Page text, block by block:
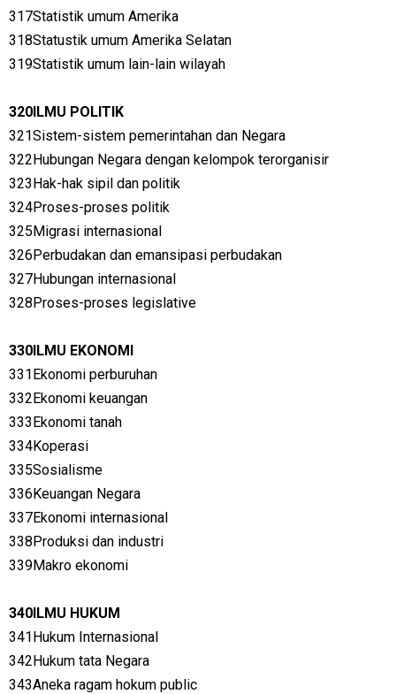
317Statistik umum Amerika
318Statustik umum Amerika Selatan
319Statistik umum lain-lain wilayah
320ILMU POLITIK
321Sistem-sistem pemerintahan dan Negara
322Hubungan Negara dengan kelompok terorganisir
323Hak-hak sipil dan politik
324Proses-proses politik
325Migrasi internasional
326Perbudakan dan emansipasi perbudakan
327Hubungan internasional
328Proses-proses legislative
330ILMU EKONOMI
331Ekonomi perburuhan
332Ekonomi keuangan
333Ekonomi tanah
334Koperasi
335Sosialisme
336Keuangan Negara
337Ekonomi internasional
338Produksi dan industri
339Makro ekonomi
340ILMU HUKUM
341Hukum Internasional
342Hukum tata Negara
343Aneka ragam hokum public